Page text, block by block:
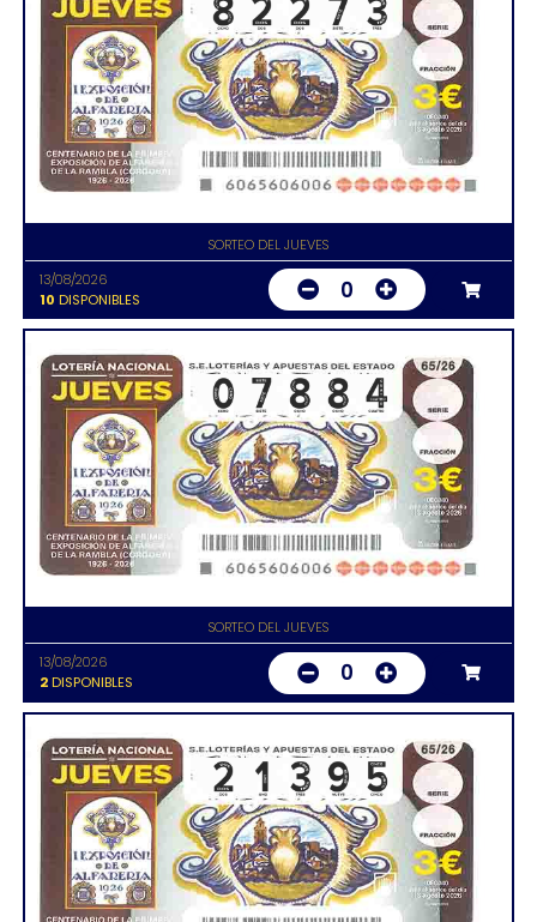
SORTEO DEL JUEVES
13/08/2026
10 DISPONIBLES 0
SORTEO DEL JUEVES
13/08/2026
2DISPONIBLES 0